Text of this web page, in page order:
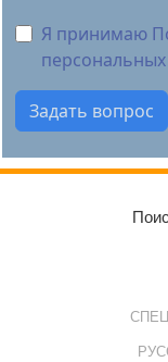
Я принимаю